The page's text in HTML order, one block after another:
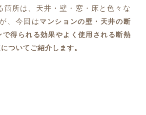
箇所は、天井・壁・窓・床と色々な
、今回は マンションの壁・天井の断
で得られる効果やよく使用される断熱
ついてご紹介します。